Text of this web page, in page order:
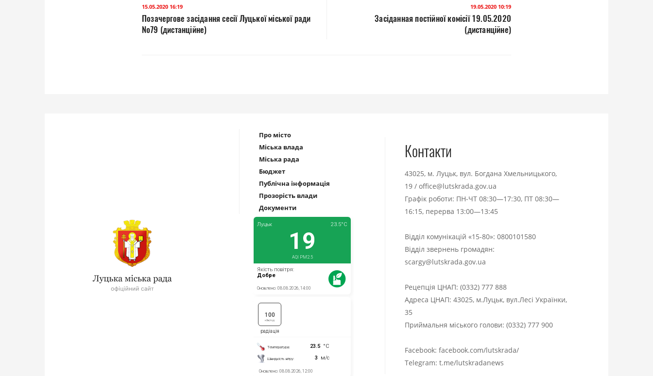
15.05.2020 16:19
Позачергове засідання сесії Луцької міської ради
№79 (дистанційне)
19.05.2020 10:19
Засіданная постійної комісії 19.05.2020
(дистанційне)
Про місто
Міська влада
Міська рада
Бюджет
Публічна інформація
Прозорість влади
Документи
Контакти
43025, м. Луцьк, вул. Богдана Хмельницького,
19 / office@lutskrada.gov.ua
Графік роботи: ПН-ЧТ 08:30—17:30, ПТ 08:30—
16:15, перерва 13:00—13:45
Відділ комунікацій «15-80»: 0800101580
Відділ звернень громадян:
scargy@lutskrada.gov.ua
Рецепція ЦНАП: (0332) 777 888
Адреса ЦНАП: 43025, м.Луцьк, вул.Лесі Українки,
35
Приймальня міського голови: (0332) 777 900
Facebook: facebook.com/lutskrada/
Telegram: t.me/lutskradanews